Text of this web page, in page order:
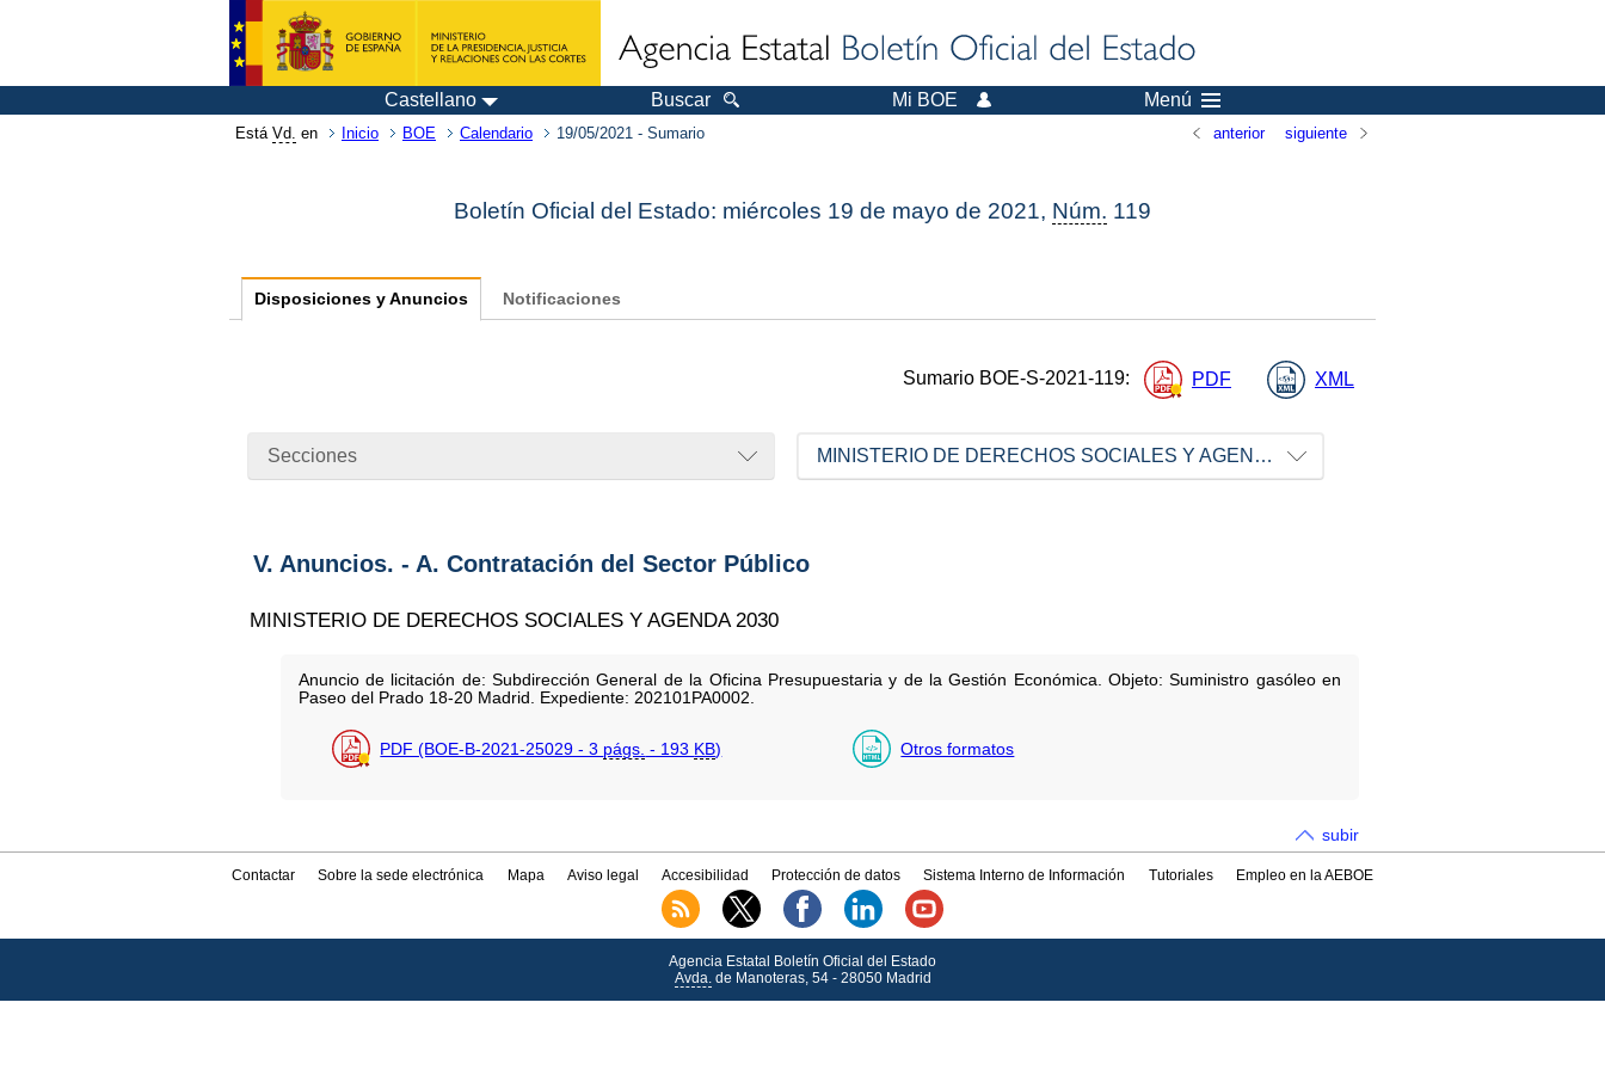
Castellano Buscar Mi BOE Menú
Está Vd. en Inicio BOE Calendario 19/05/2021 - Sumario anterior siguiente
Boletín Oficial del Estado: miércoles 19 de mayo de 2021, Núm. 119
Disposiciones y Anuncios Notificaciones
Sumario BOE-S-2021-119: PDF XML
Secciones MINISTERIO DE DERECHOS SOCIALES Y AGENDA 2030
V. Anuncios. - A. Contratación del Sector Público
MINISTERIO DE DERECHOS SOCIALES Y AGENDA 2030
Anuncio de licitación de: Subdirección General de la Oficina Presupuestaria y de la Gestión Económica. Objeto: Suministro gasóleo en
Paseo del Prado 18-20 Madrid. Expediente: 202101PA0002.
PDF (BOE-B-2021-25029 - 3 págs. - 193 KB) Otros formatos
subir
Contactar Sobre la sede electrónica Mapa Aviso legal Accesibilidad Protección de datos Sistema Interno de Información Tutoriales Empleo en la AEBOE
Agencia Estatal Boletín Oficial del Estado
Avda.de Manoteras, 54 - 28050 Madrid